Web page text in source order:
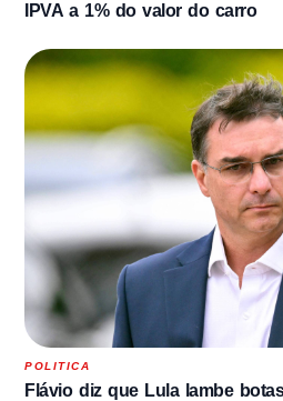
IPVA a 1% do valor do carro
POLITICA
Flávio diz que Lula lambe